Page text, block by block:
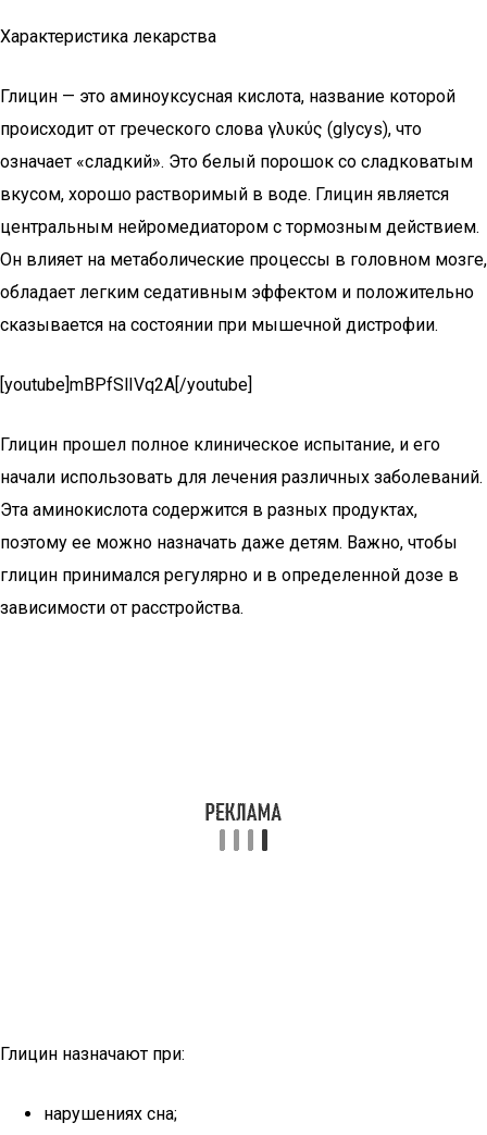
Характеристика лекарства
Глицин — это аминоуксусная кислота, название которой
происходит от греческого слова γλυκύς (glycys), что
означает «сладкий». Это белый порошок со сладковатым
вкусом, хорошо растворимый в воде. Глицин является
центральным нейромедиатором с тормозным действием.
Он влияет на метаболические процессы в головном мозге,
обладает легким седативным эффектом и положительно
сказывается на состоянии при мышечной дистрофии.
[youtube]mBPfSlIVq2A[/youtube]
Глицин прошел полное клиническое испытание, и его
начали использовать для лечения различных заболеваний.
Эта аминокислота содержится в разных продуктах,
поэтому ее можно назначать даже детям. Важно, чтобы
глицин принимался регулярно и в определенной дозе в
зависимости от расстройства.
Глицин назначают при:
нарушениях сна;